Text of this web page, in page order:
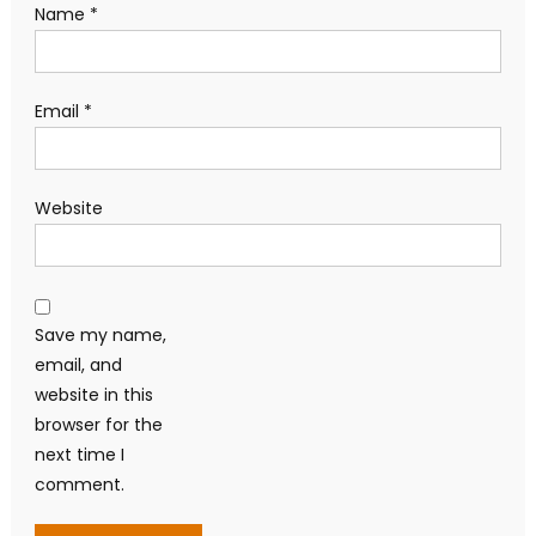
Name *
Email *
Website
Save my name,
email, and
website in this
browser for the
next time I
comment.